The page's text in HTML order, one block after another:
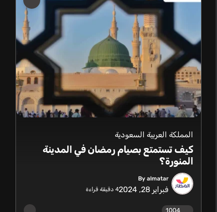
المملكة العربية السعودية
كيف تستمتع بصيام رمضان في المدينة
المنورة؟
By almatar
فبراير 28, 2024 4دقيقة قراءة